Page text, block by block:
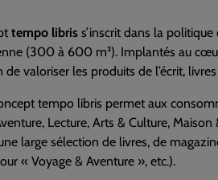
tempo libris s’inscrit dans la
(300 à 600 m²). Implantés au
valoriser les produits de l’écrit,
tempo libris permet aux
Lecture, Arts & Culture, Maison
large sélection de livres, de
« Voyage & Aventure », etc.).